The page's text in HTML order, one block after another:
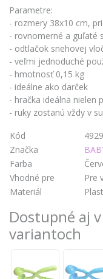
Parametre:
- rozmery 38x10 cm,
- rovnomerné a guľaté
- odtlačok snehovej
- veľmi jednoduché
- hmotnosť 0,15 kg
- ideálne ako darček
- hračka ideálna nielen
- ruky zostanú vždy v
Kód
Značka
Farba
Vhodné pre
Pre
Materiál
Plast
Dostupné aj
variantoch